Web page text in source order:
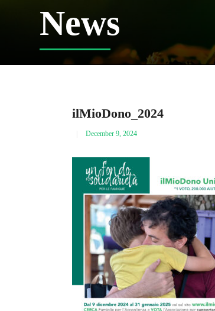
News
ilMioDono_2024
December 9, 2024